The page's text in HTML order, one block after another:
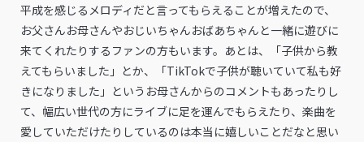
平成を感じるメロディだと言ってもらえることが増えたので、
お父さんお母さんやおじいちゃんおばあちゃんと一緒に遊びに
来てくれたりするファンの方もいます。あとは、「子供から教
えてもらいました」とか、「TikTokで子供が聴いていて私も好
きになりました」というお母さんからのコメントもあったりし
て、幅広い世代の方にライブに足を運んでもらえたり、楽曲を
愛していただけたりしているのは本当に嬉しいことだなと思い